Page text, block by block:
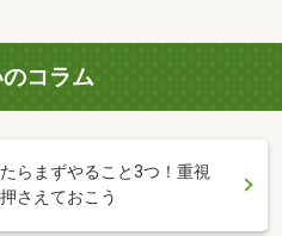
コラム
らまずやること3つ！重視
さえておこう